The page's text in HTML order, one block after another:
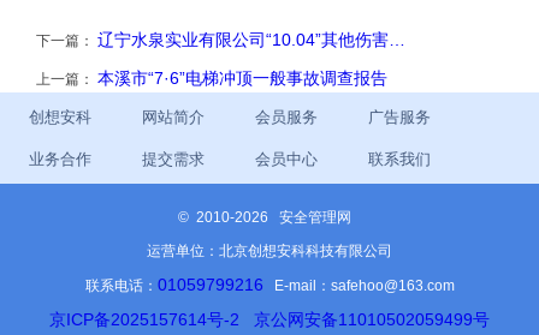
下一篇： 辽宁水泉实业有限公司“10.04”其他伤害…
上一篇： 本溪市“7·6”电梯冲顶一般事故调查报告
创想安科 网站简介 会员服务 广告服务
业务合作 提交需求 会员中心 联系我们
© 2010-2026 安全管理网
运营单位：北京创想安科科技有限公司
联系电话： 01059799216 E-mail：safehoo@163.com
京ICP备2025157614号-2 京公网安备11010502059499号